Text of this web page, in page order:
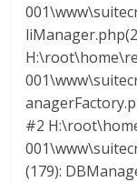
#2
(179):